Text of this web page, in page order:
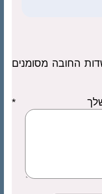
החובה מסומנים
שלך*